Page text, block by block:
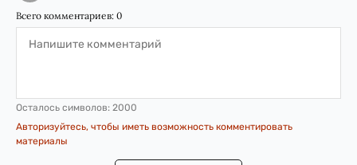
Всего комментариев: 0
Осталось символов: 2000
Авторизуйтесь, чтобы иметь возможность комментировать
материалы